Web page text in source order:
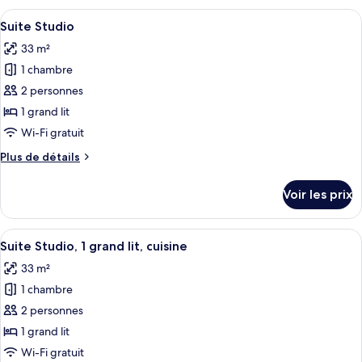
grand
lit,
vue
ville
type
de
Suite
Studio,
grand
lit,
vue
ville
Afficher
toutes
les
photos
pour
ce
type
chambre :
Une chambre d’hôtel équipée d’un
7
Suite Studio
33 m²
1 chambre
2 personnes
1 grand lit
Wi-Fi gratuit
Plus de détails
Plus
le
type
de
Suite
Studio
Voir les prix
Afficher
toutes
les
photos
pour
ce
type
Une chambre d’hôtel équipée d’un
8
Suite Studio, 1 grand lit, cuisine
33 m²
1 chambre
2 personnes
1 grand lit
Wi-Fi gratuit